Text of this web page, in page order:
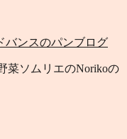
菜ソムリエのNorikoの